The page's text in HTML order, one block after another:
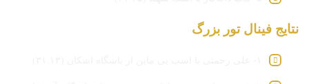
نتایج فینال تور بزرگ